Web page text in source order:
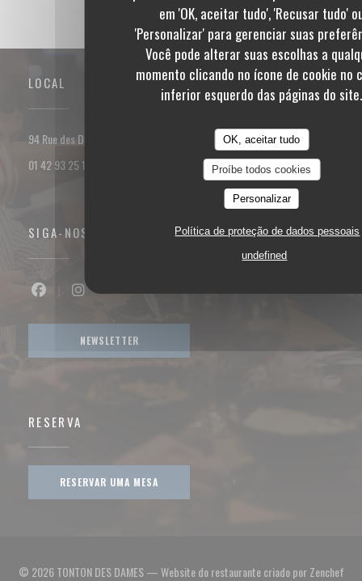
em 'OK, aceitar tudo', 'Recusar tudo'
'Personalizar' para gerenciar suas
Você pode alterar suas escolhas a
momento clicando no ícone de cookie no
inferior esquerdo das páginas do site.
OK, aceitar tudo
Proíbe todos cookies
Personalizar
Política de proteção de dados pessoais
undefined
LOCAL
94 Rue des Dames 75017 PARIS
((abre numa nova janela))
01 42 93 25 18
SIGA-NOS
Facebook ((abre numa nova janela))
NEWSLETTER
RESERVA
RESERVAR UMA MESA
© 2026 TONTON DES DAMES — Website do restaurante criado porZenchef